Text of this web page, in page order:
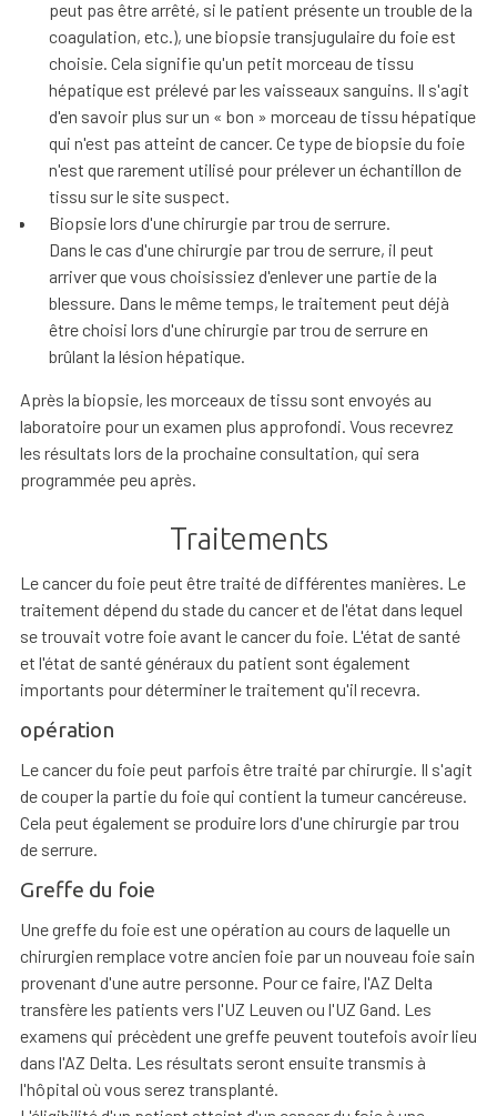
peut pas être arrêté, si le patient présente un trouble de la
coagulation, etc.), une biopsie transjugulaire du foie est
choisie. Cela signifie qu'un petit morceau de tissu
hépatique est prélevé par les vaisseaux sanguins. Il s'agit
d'en savoir plus sur un « bon » morceau de tissu hépatique
qui n'est pas atteint de cancer. Ce type de biopsie du foie
n'est que rarement utilisé pour prélever un échantillon de
tissu sur le site suspect.
Biopsie lors d'une chirurgie par trou de serrure.
Dans le cas d'une chirurgie par trou de serrure, il peut
arriver que vous choisissiez d'enlever une partie de la
blessure. Dans le même temps, le traitement peut déjà
être choisi lors d'une chirurgie par trou de serrure en
brûlant la lésion hépatique.
Après la biopsie, les morceaux de tissu sont envoyés au
laboratoire pour un examen plus approfondi. Vous recevrez
les résultats lors de la prochaine consultation, qui sera
programmée peu après.
Traitements
Le cancer du foie peut être traité de différentes manières. Le
traitement dépend du stade du cancer et de l'état dans lequel
se trouvait votre foie avant le cancer du foie. L'état de santé
et l'état de santé généraux du patient sont également
importants pour déterminer le traitement qu'il recevra.
opération
Le cancer du foie peut parfois être traité par chirurgie. Il s'agit
de couper la partie du foie qui contient la tumeur cancéreuse.
Cela peut également se produire lors d'une chirurgie par trou
de serrure.
Greffe du foie
Une greffe du foie est une opération au cours de laquelle un
chirurgien remplace votre ancien foie par un nouveau foie sain
provenant d'une autre personne. Pour ce faire, l'AZ Delta
transfère les patients vers l'UZ Leuven ou l'UZ Gand. Les
examens qui précèdent une greffe peuvent toutefois avoir lieu
dans l'AZ Delta. Les résultats seront ensuite transmis à
l'hôpital où vous serez transplanté.